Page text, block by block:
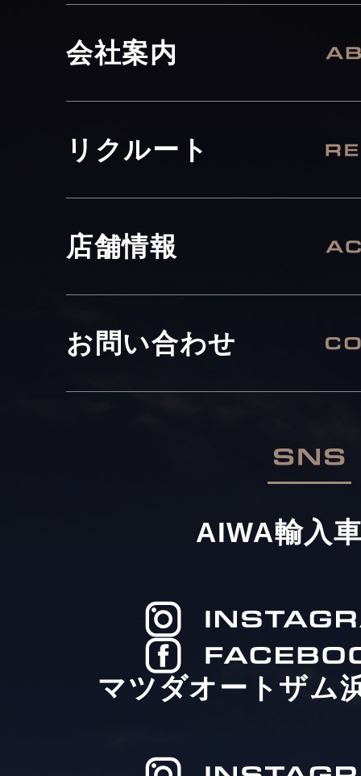
会社案内
リクルート
店舗情報
お問い合わせ
AIWA輸入
マツダオートザム